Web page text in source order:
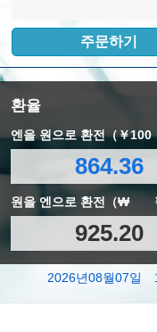
주문하기
환율
엔을 원으로 환전（￥100
864.36
원을 엔으로 환전（₩
925.20
2026년08월07일